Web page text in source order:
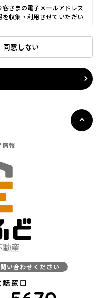
さまの電子メールアドレス
収集・利用させていただい
「お客さま情報」といいま
この責務を果たすために、
す。
護に関する法律その他の関
、適宜取扱いの改善に努め
的を特定して通知または公
防止するために必要な 対策
ま本人からの開示、訂正、
して、誠意をもって対応い
報の取り扱いをいたしま
まにご利用いただくにあた
、各種の工事やサービス提
又は業務委託先等を通じ
ールアドレス、氏名、住
らの個人情報は下記の目的
同意しない
報
い合わせください
窓口